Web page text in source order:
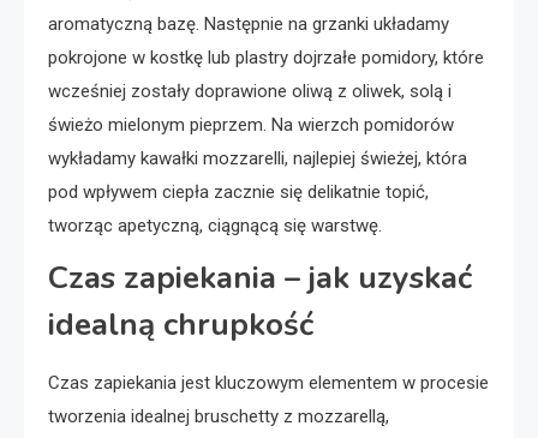
aromatyczną bazę. Następnie na grzanki układamy
pokrojone w kostkę lub plastry dojrzałe pomidory, które
wcześniej zostały doprawione oliwą z oliwek, solą i
świeżo mielonym pieprzem. Na wierzch pomidorów
wykładamy kawałki mozzarelli, najlepiej świeżej, która
pod wpływem ciepła zacznie się delikatnie topić,
tworząc apetyczną, ciągnącą się warstwę.
Czas zapiekania – jak uzyskać
idealną chrupkość
Czas zapiekania jest kluczowym elementem w procesie
tworzenia idealnej bruschetty z mozzarellą,